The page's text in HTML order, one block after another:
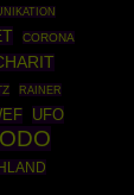
CORONA
RAINER
UFO